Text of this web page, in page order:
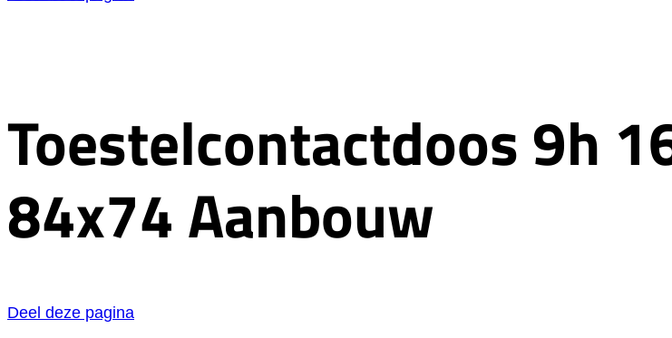
Toestelcontactdoos 9h
84x74 Aanbouw
Deel deze pagina